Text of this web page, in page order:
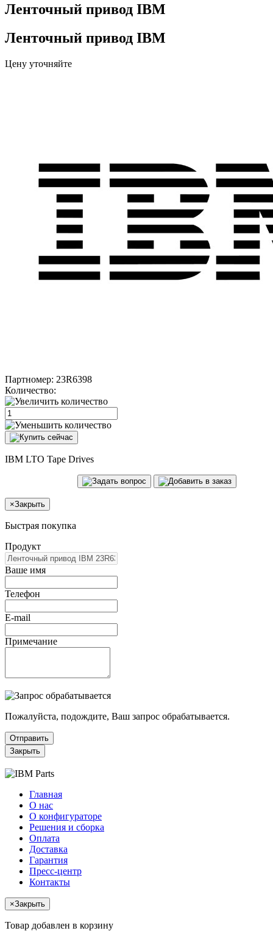
Ленточный привод IBM
Ленточный привод IBM
Цену уточняйте
Партномер: 23R6398
Количество:
IBM LTO Tape Drives
×Закрыть
Быстрая покупка
Продукт
Ваше имя
Телефон
E-mail
Примечание
Пожалуйста, подождите, Ваш запрос обрабатывается.
Отправить
Закрыть
Главная
О нас
О конфигураторе
Решения и сборка
Оплата
Доставка
Гарантия
Пресс-центр
Контакты
×Закрыть
Товар добавлен в корзину